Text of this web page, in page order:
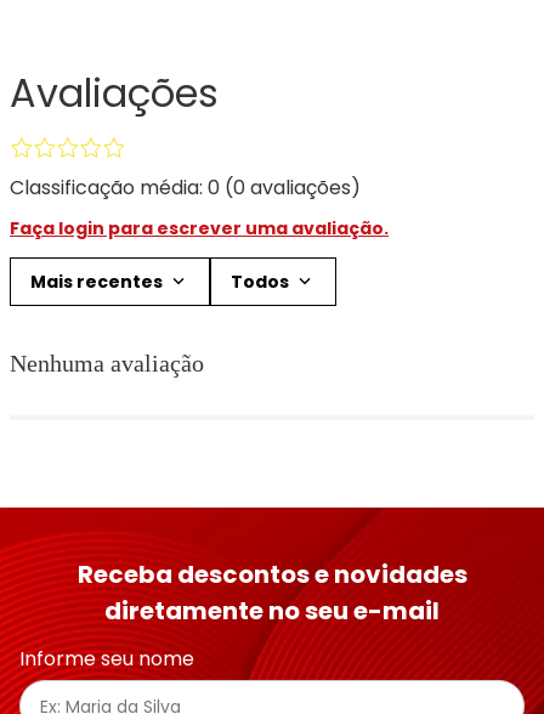
Avaliações
Classificação média: 0 (0 avaliações)
Faça login para escrever uma avaliação.
Mais recentes Todos
Nenhuma avaliação
Receba descontos e novidades
diretamente no seu e-mail
Informe seu nome